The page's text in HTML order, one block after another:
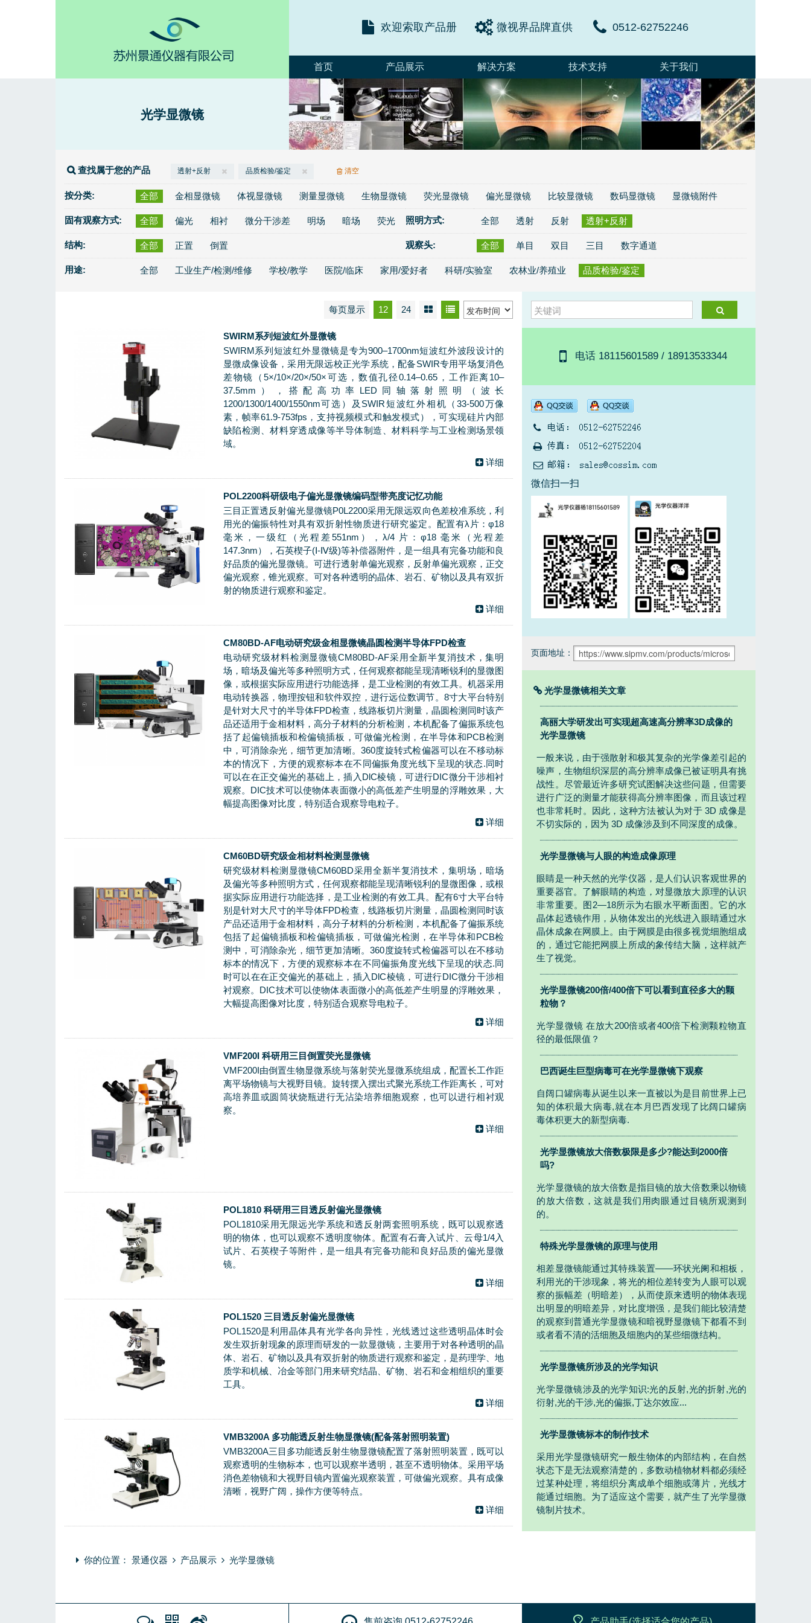
欢迎索取产品册 微视界品牌直供 0512-62752246
首页 产品展示 解决方案 技术支持 关于我们
光学显微镜
查找属于您的产品 透射+反射 品质检验/鉴定 清空
按分类: 全部 金相显微镜 体视显微镜 测量显微镜 生物显微镜 荧光显微镜 偏光显微镜 比较显微镜 数码显微镜 显微镜附件
固有观察方式: 全部 偏光 相衬 微分干涉差 明场 暗场 荧光 照明方式: 全部 透射 反射 透射+反射
结构: 全部 正置 倒置 观察头: 全部 单目 双目 三目 数字通道
用途: 全部 工业生产/检测/维修 学校/教学 医院/临床 家用/爱好者 科研/实验室 农林业/养殖业 品质检验/鉴定
每页显示 12 24
SWIRM系列短波红外显微镜
SWIRM系列短波红外显微镜是专为900–1700nm短波红外波段设计的
显微成像设备，采用无限远校正光学系统，配备SWIR专用平场复消色
差物镜（5×/10×/20×/50×可选，数值孔径0.14–0.65，工作距离10–
37.5mm），搭配高功率LED同轴落射照明（波长
1200/1300/1400/1550nm可选）及SWIR短波红外相机（33-500万像
素，帧率61.9-753fps，支持视频模式和触发模式），可实现硅片内部
缺陷检测、材料穿透成像等半导体制造、材料科学与工业检测场景领
域。
详细
POL2200科研级电子偏光显微镜编码型带亮度记忆功能
三目正置透反射偏光显微镜P0L2200采用无限远双向色差校准系统，利
用光的偏振特性对具有双折射性物质进行研究鉴定。配置有λ片：φ18
毫米，一级红（光程差551nm），λ/4 片：φ18 毫米（光程差
147.3nm），石英楔子(Ⅰ-Ⅳ级)等补偿器附件，是一组具有完备功能和良
好品质的偏光显微镜。可进行透射单偏光观察，反射单偏光观察，正交
偏光观察，锥光观察。可对各种透明的晶体、岩石、矿物以及具有双折
射的物质进行观察和鉴定。
详细
CM80BD-AF电动研究级金相显微镜晶圆检测半导体FPD检查
电动研究级材料检测显微镜CM80BD-AF采用全新半复消技术，集明
场，暗场及偏光等多种照明方式，任何观察都能呈现清晰锐利的显微图
像，或根据实际应用进行功能选择，是工业检测的有效工具。机器采用
电动转换器，物理按钮和软件双控，进行远位数调节。8寸大平台特别
是针对大尺寸的半导体FPD检查，线路板切片测量，晶圆检测同时该产
品还适用于金相材料，高分子材料的分析检测，本机配备了偏振系统包
括了起偏镜插板和检偏镜插板，可做偏光检测，在半导体和PCB检测
中，可消除杂光，细节更加清晰。360度旋转式检偏器可以在不移动标
本的情况下，方便的观察标本在不同偏振角度光线下呈现的状态.同时
可以在在正交偏光的基础上，插入DlC棱镜，可进行DIC微分干涉相衬
观察。DIC技术可以使物体表面微小的高低差产生明显的浮雕效果，大
幅提高图像对比度，特别适合观察导电粒子。
详细
CM60BD研究级金相材料检测显微镜
研究级材料检测显微镜CM60BD采用全新半复消技术，集明场，暗场
及偏光等多种照明方式，任何观察都能呈现清晰锐利的显微图像，或根
据实际应用进行功能选择，是工业检测的有效工具。配有6寸大平台特
别是针对大尺寸的半导体FPD检查，线路板切片测量，晶圆检测同时该
产品还适用于金相材料，高分子材料的分析检测，本机配备了偏振系统
包括了起偏镜插板和检偏镜插板，可做偏光检测，在半导体和PCB检
测中，可消除杂光，细节更加清晰。360度旋转式检偏器可以在不移动
标本的情况下，方便的观察标本在不同偏振角度光线下呈现的状态.同
时可以在在正交偏光的基础上，插入DlC棱镜，可进行DIC微分干涉相
衬观察。DIC技术可以使物体表面微小的高低差产生明显的浮雕效果，
大幅提高图像对比度，特别适合观察导电粒子。
详细
VMF200I 科研用三目倒置荧光显微镜
VMF200I由倒置生物显微系统与落射荧光显微系统组成，配置长工作距
离平场物镜与大视野目镜。旋转摆入摆出式聚光系统工作距离长，可对
高培养皿或圆筒状烧瓶进行无沾染培养细胞观察，也可以进行相衬观
察。
详细
POL1810 科研用三目透反射偏光显微镜
POL1810采用无限远光学系统和透反射两套照明系统，既可以观察透
明的物体，也可以观察不透明度物体。配置有石膏入试片、云母1/4入
试片、石英楔子等附件，是一组具有完备功能和良好品质的偏光显微
镜。
详细
POL1520 三目透反射偏光显微镜
POL1520是利用晶体具有光学各向异性，光线透过这些透明晶体时会
发生双折射现象的原理而研发的一款显微镜，主要用于对各种透明的晶
体、岩石、矿物以及具有双折射的物质进行观察和鉴定，是药理学、地
质学和机械、冶金等部门用来研究结晶、矿物、岩石和金相组织的重要
工具。
详细
VMB3200A 多功能透反射生物显微镜(配备落射照明装置)
VMB3200A三目多功能透反射生物显微镜配置了落射照明装置，既可以
观察透明的生物标本，也可以观察半透明，甚至不透明物体。采用平场
消色差物镜和大视野目镜内置偏光观察装置，可做偏光观察。具有成像
清晰，视野广阔，操作方便等特点。
详细
你的位置： 景通仪器 产品展示 光学显微镜
电话 18115601589 / 18913533344
微信扫一扫
页面地址：
光学显微镜相关文章
高丽大学研发出可实现超高速高分辨率3D成像的
光学显微镜
一般来说，由于强散射和极其复杂的光学像差引起的
噪声，生物组织深层的高分辨率成像已被证明具有挑
战性。尽管最近许多研究试图解决这些问题，但需要
进行广泛的测量才能获得高分辨率图像，而且该过程
也非常耗时。因此，这种方法被认为对于 3D 成像是
不切实际的，因为 3D 成像涉及到不同深度的成像。
光学显微镜与人眼的构造成像原理
眼睛是一种天然的光学仪器，是人们认识客观世界的
重要器官。了解眼睛的构造，对显微放大原理的认识
非常重要。图2—18所示为右眼水平断面图。它的水
晶体起透镜作用，从物体发出的光线进入眼睛通过水
晶休成象在网膜上。由于网膜是由很多视觉细胞组成
的，通过它能把网膜上所成的象传结大脑，这样就产
生了视觉。
光学显微镜200倍/400倍下可以看到直径多大的颗
粒物？
光学显微镜 在放大200倍或者400倍下检测颗粒物直
径的最低限值？
巴西诞生巨型病毒可在光学显微镜下观察
自阔口罐病毒从诞生以来一直被以为是目前世界上已
知的体积最大病毒,就在本月巴西发现了比阔口罐病
毒体积更大的新型病毒.
光学显微镜放大倍数极限是多少?能达到2000倍
吗?
光学显微镜的放大倍数是指目镜的放大倍数乘以物镜
的放大倍数，这就是我们用肉眼通过目镜所观测到
的。
特殊光学显微镜的原理与使用
相差显微镜能通过其特殊装置——环状光阑和相板，
利用光的干涉现象，将光的相位差转变为人眼可以观
察的振幅差（明暗差），从而使原来透明的物体表现
出明显的明暗差异，对比度增强，是我们能比较清楚
的观察到普通光学显微镜和暗视野显微镜下都看不到
或者看不清的活细胞及细胞内的某些细微结构。
光学显微镜所涉及的光学知识
光学显微镜涉及的光学知识:光的反射,光的折射,光的
衍射,光的干涉,光的偏振,丁达尔效应...
光学显微镜标本的制作技术
采用光学显微镜研究一般生物体的内部结构，在自然
状态下是无法观察清楚的，多数动植物材料都必须经
过某种处理，将组织分离成单个细胞或薄片，光线才
能通过细胞。为了适应这个需要，就产生了光学显微
镜制片技术。